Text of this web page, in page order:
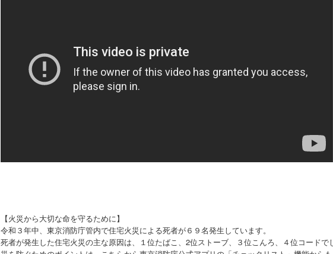
【火災から大切な命を守るために】
令和３年中、東京消防庁管内で住宅火災による死者が６９名発生しています。
死者が発生した住宅火災の主な原因は、１位たばこ、2位ストーブ、３位こんろ、４位コードで